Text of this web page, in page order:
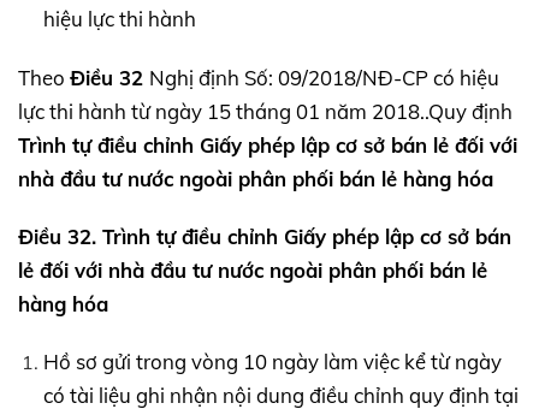
hiệu lực thi hành
Theo Điều 32 Nghị định Số: 09/2018/NĐ-CP có hiệu
lực thi hành từ ngày 15 tháng 01 năm 2018..Quy định
Trình tự điều chỉnh Giấy phép lập cơ sở bán lẻ đối với
nhà đầu tư nước ngoài phân phối bán lẻ hàng hóa
Điều 32. Trình tự điều chỉnh Giấy phép lập cơ sở bán
lẻ đối với nhà đầu tư nước ngoài phân phối bán lẻ
hàng hóa
Hồ sơ gửi trong vòng 10 ngày làm việc kể từ ngày
có tài liệu ghi nhận nội dung điều chỉnh quy định tại